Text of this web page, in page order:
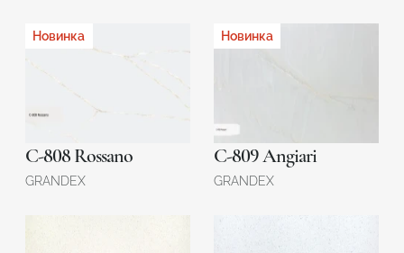
Новинка
C-808 Rossano
GRANDEX
Новинка
C-809 Angiari
GRANDEX